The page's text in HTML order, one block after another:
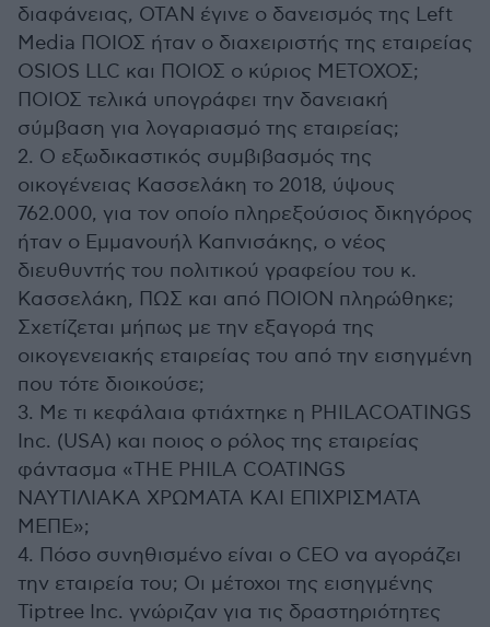
διαφάνειας, ΟΤΑΝ έγινε ο δανεισμός της Left
Media ΠΟΙΟΣ ήταν ο διαχειριστής της εταιρείας
OSIOS LLC και ΠΟΙΟΣ ο κύριος ΜΕΤΟΧΟΣ;
ΠΟΙΟΣ τελικά υπογράφει την δανειακή
σύμβαση για λογαριασμό της εταιρείας;
2. ⁠Ο εξωδικαστικός συμβιβασμός της
οικογένειας Κασσελάκη το 2018, ύψους
762.000, για τον οποίο πληρεξούσιος δικηγόρος
ήταν ο Εμμανουήλ Καπνισάκης, ο νέος
διευθυντής του πολιτικού γραφείου του κ.
Κασσελάκη, ΠΩΣ και από ΠΟΙΟΝ πληρώθηκε;
Σχετίζεται μήπως με την εξαγορά της
οικογενειακής εταιρείας του από την εισηγμένη
που τότε διοικούσε;
3. Με τι κεφάλαια φτιάχτηκε η PHILACOATINGS
Inc. (USA) και ποιος ο ρόλος της εταιρείας
φάντασμα «THE PHILA COATINGS
ΝΑΥΤΙΛΙΑΚΑ ΧΡΩΜΑΤΑ ΚΑΙ ΕΠΙΧΡΙΣΜΑΤΑ
ΜΕΠΕ»;
4. Πόσο συνηθισμένο είναι ο CEO να αγοράζει
την εταιρεία του; Οι μέτοχοι της εισηγμένης
Tiptree Inc. γνώριζαν για τις δραστηριότητες